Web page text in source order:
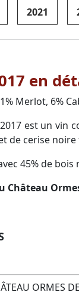
2021
en
Merlot, 6%
est un
de cerise
45% de bois
ORMES